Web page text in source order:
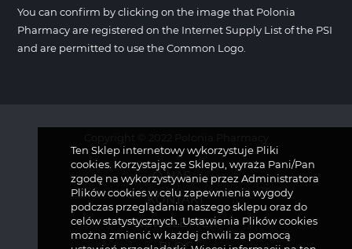
Ten Sklep internetowy wykorzystuje Pliki
cookies. Korzystając ze Sklepu, wyraża Pani/Pan
zgodę na wykorzystywanie przez Administratora
Plików cookies w celu zapewnienia wygody
podczas przeglądania naszego sklepu oraz do
celów statystycznych. Ustawienia Plików cookies
można zmienić w każdej chwili za pomocą
You can confirm by clicking on the image that Polonia
Pharmacy are registered on the Internet Supply List of the PSI
and are permitted to use the Common Logo.
O NAS
KONTAKT
NEWSLETTER